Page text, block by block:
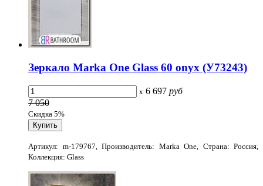
Зеркало Marka One Glass 60 onyx (У73243)
x 6 697 руб
7 050
Скидка 5%
Артикул: m-179767, Производитель: Marka One, Страна: Россия,
Коллекция: Glass